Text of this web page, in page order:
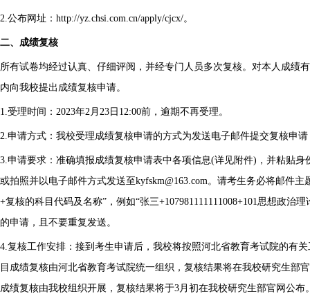
2.公布网址： http://yz.chsi.com.cn/apply/cjcx/。
二、成绩复核
所有试卷均经过认真、仔细评阅，并经专门人员多次复核。对本人成绩
内向我校提出成绩复核申请。
1.受理时间：2023年2月23日12:00前，逾期不再受理。
2.申请方式：我校受理成绩复核申请的方式为发送电子邮件提交复核申
3.申请要求：准确填报成绩复核申请表中各项信息(详见附件)，并粘贴
或拍照并以电子邮件方式发送至kyfskm@163.com。请考生务必将邮件
+复核的科目代码及名称”，例如“张三+107981111111008+101思想政治
的申请，且不要重复发送。
4.复核工作安排：接到考生申请后，我校将按照河北省教育考试院的有
目成绩复核由河北省教育考试院统一组织，复核结果将在我校研究生部
成绩复核由我校组织开展，复核结果将于3月初在我校研究生部官网公布